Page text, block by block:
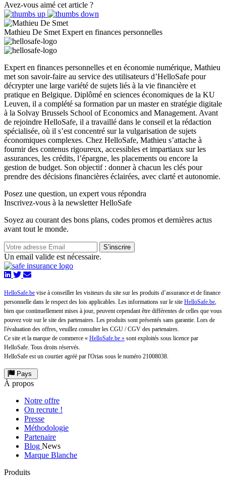
Avez-vous aimé cet article ?
Mathieu De Smet Expert en finances personnelles
Expert en finances personnelles et en économie numérique, Mathieu
met son savoir-faire au service des utilisateurs d’HelloSafe pour
décrypter une large variété de sujets liés à la vie financière et
pratique en Belgique. Diplômé en sciences économiques de la KU
Leuven, il a complété sa formation par un master en stratégie digitale
à la Solvay Brussels School of Economics and Management. Avant
de rejoindre HelloSafe, il a travaillé dans le conseil et la rédaction
spécialisée, où il s’est concentré sur la vulgarisation de sujets
économiques complexes. Chez HelloSafe, Mathieu s’attache à
fournir des contenus rigoureux, accessibles et impartiaux sur les
assurances, les crédits, l’épargne, les placements ou encore la
gestion de budget. Son objectif : donner à chacun les clés pour
prendre des décisions financières éclairées, avec clarté et autonomie.
Posez une question, un expert vous répondra
Inscrivez-vous à la newsletter HelloSafe
Soyez au courant des bons plans, codes promos et dernières actus
avant tout le monde.
S’inscrire
Un email valide est nécessaire.
HelloSafe.be vise à conseiller les visiteurs du site sur les produits d’assurance et de finance
personnelle dans le respect des lois applicables. Les informations sur le site HelloSafe.be,
bien que continuellement mises à jour, peuvent cependant être différentes de celles que vous
pouvez voir sur le site des partenaires. Les produits sont présentés sans garantie. Lors de
l'évaluation des offres, veuillez consulter les CGU / CGV des partenaires.
Ce site et la marque de commerce « HelloSafe.be » sont exploités sous licence par
HelloSafe. Tous droits réservés.
HelloSafe est un courtier agréé par l'Orias sous le numéro 21008038.
Pays
À propos
Notre offre
On recrute !
Presse
Méthodologie
Partenaire
Blog News
Marque Blanche
Produits